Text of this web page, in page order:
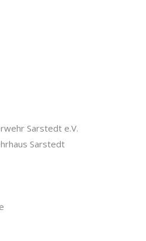
Sarstedt e.V.
Sarstedt